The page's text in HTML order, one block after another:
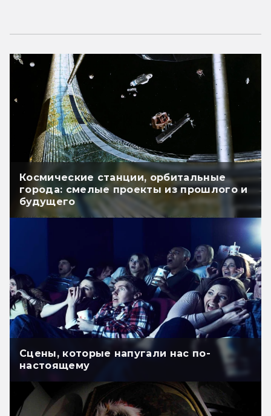
Космические станции, орбитальные
города: смелые проекты из прошлого и
будущего
Сцены, которые напугали нас по-
настоящему